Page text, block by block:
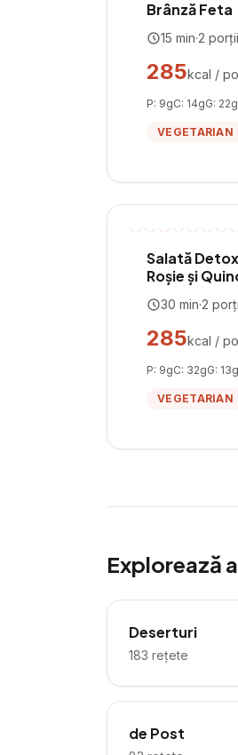
Brânză Feta
15 min·2 porții
285kcal /
P: 9gC: 14gG: 22g
VEGETARIAN
Salată
Roșie și
30 min·2
285kcal /
P: 9gC: 32gG: 13g
VEGETARIAN
Explorează
Deserturi
183 rețete
de Post